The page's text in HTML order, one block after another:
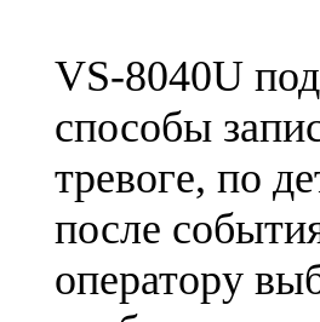
VS-8040U
способы
тревоге, по
после
оператору